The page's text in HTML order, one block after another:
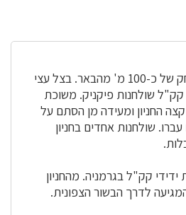
נמצא במרחק של כ-100 מ' מהבאר. בצל עצי
קק"ל שולחנות פיקניק. משוכת
החניון ומעידה מן הסתם על
שולחנות אחדים בחניון
ידידי קק"ל בגרמניה. מהחניון
לדרך הבשור הצפונית.